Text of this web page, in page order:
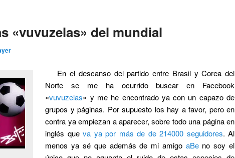
«vuvuzelas» del mundial
En el descanso del partido entre Brasil y Corea del
Norte se me ha ocurrido buscar en Facebook
«vuvuzelas» y me he encontrado ya con un capazo de
grupos y páginas. Por supuesto los hay a favor, pero en
contra ya empiezan a aparecer, sobre todo una página en
inglés queva ya por más de de 214000 seguidores. Al
menos ya sé que además de mi amigo aBeno soy el